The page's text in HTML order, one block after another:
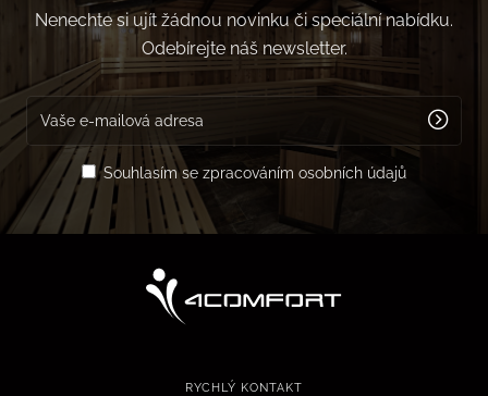
Nenechte si ujít žádnou novinku či speciální nabídku.
Odebírejte náš newsletter.
Souhlasím se zpracováním osobních údajů
RYCHLÝ KONTAKT